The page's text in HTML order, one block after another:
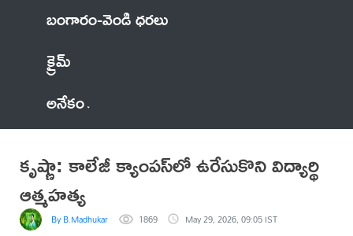
బంగారం-వెండి ధరలు
క్రైమ్
అనేకం
కృష్ణా: కాలేజీ క్యాంపస్‌లో ఉరేసుకొని విద్యార్థి
ఆత్మహత్య
By B.Madhukar 1869 May 29, 2026, 09:05 IST